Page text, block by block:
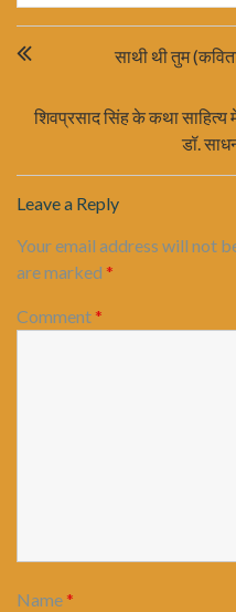
navigation
साथी थी तुम
शिवप्रसाद सिंह के कथा
डॉ.
Leave a Reply
Your email address will not
are marked *
Comment*
Name*